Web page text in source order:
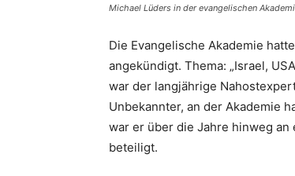
Michael Lüders in der evangelischen
Die Evangelische Akademie
angekündigt. Thema: „Israel,
war der langjährige
Unbekannter, an der Akademie
war er über die Jahre hinweg
beteiligt.